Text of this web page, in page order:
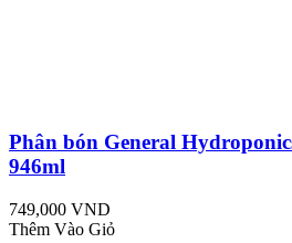
Phân bón General
946ml
749,000 VND
Thêm Vào Giỏ